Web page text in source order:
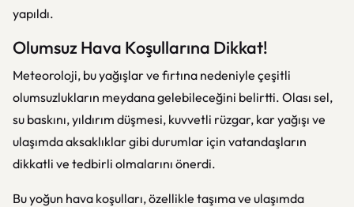
yapıldı.
Olumsuz Hava Koşullarına Dikkat!
Meteoroloji, bu yağışlar ve fırtına nedeniyle çeşitli
olumsuzlukların meydana gelebileceğini belirtti. Olası sel,
su baskını, yıldırım düşmesi, kuvvetli rüzgar, kar yağışı ve
ulaşımda aksaklıklar gibi durumlar için vatandaşların
dikkatli ve tedbirli olmalarını önerdi.
Bu yoğun hava koşulları, özellikle taşıma ve ulaşımda